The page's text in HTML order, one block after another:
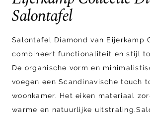
Salontafel
Salontafel Diamond van Eijerkamp
combineert functionaliteit en stijl
De organische vorm en
voegen een Scandinavische touch
woonkamer. Het eiken materiaal
warme en natuurlijke uitstraling.